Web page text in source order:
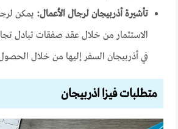
تأشيرة أذربيجان لرجال الأعمال: يمكن
الاستثمار من خلال عقد صفقات تبادل
في أذربيجان السفر إليها من خلال
متطلبات فيزا اذربيجان